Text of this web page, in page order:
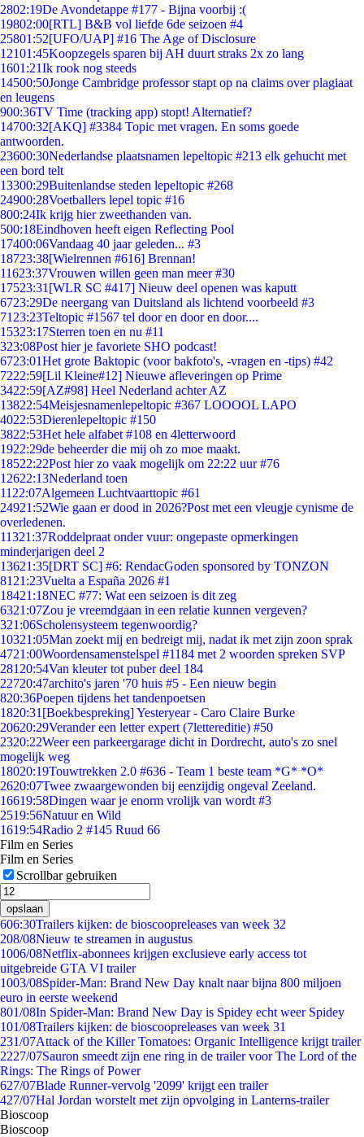
2802:19De Avondetappe #177 - Bijna voorbij :(
19802:00[RTL] B&B vol liefde 6de seizoen #4
25801:52[UFO/UAP] #16 The Age of Disclosure
12101:45Koopzegels sparen bij AH duurt straks 2x zo lang
1601:21Ik rook nog steeds
14500:50Jonge Cambridge professor stapt op na claims over plagiaat
en leugens
900:36TV Time (tracking app) stopt! Alternatief?
14700:32[AKQ] #3384 Topic met vragen. En soms goede
antwoorden.
23600:30Nederlandse plaatsnamen lepeltopic #213 elk gehucht met
een bord telt
13300:29Buitenlandse steden lepeltopic #268
24900:28Voetballers lepel topic #16
800:24Ik krijg hier zweethanden van.
500:18Eindhoven heeft eigen Reflecting Pool
17400:06Vandaag 40 jaar geleden... #3
18723:38[Wielrennen #616] Brennan!
11623:37Vrouwen willen geen man meer #30
17523:31 [WLR SC #417] Nieuw deel openen was kaputt
6723:29De neergang van Duitsland als lichtend voorbeeld #3
71 23:23Teltopic #1567 tel door en door en door....
15323:17Sterren toen en nu #11
323:08Post hier je favoriete SHO podcast!
6723:01Het grote Baktopic (voor bakfoto's, -vragen en -tips) #42
7222:59[Lil Kleine#12] Nieuwe afleveringen op Prime
3422:59[AZ#98] Heel Nederland achter AZ
13822:54Meisjesnamenlepeltopic #367 LOOOOL LAPO
4022:53Dierenlepeltopic #150
3822:53Het hele alfabet #108 en 4letterwoord
1922:29de beheerder die mij oh zo moe maakt.
18522:22Post hier zo vaak mogelijk om 22:22 uur #76
12622:13Nederland toen
11 22:07Algemeen Luchtvaarttopic #61
24921:52Wie gaan er dood in 2026?Post met een vleugje cynisme de
overledenen.
11321:37Roddelpraat onder vuur: ongepaste opmerkingen
minderjarigen deel 2
13621:35[DRT SC] #6: RendacGoden sponsored by TONZON
81 21:23Vuelta a España 2026 #1
18421:18NEC #77: Wat een seizoen is dit zeg
6321:07Zou je vreemdgaan in een relatie kunnen vergeven?
321:06Scholensysteem tegenwoordig?
10321:05Man zoekt mij en bedreigt mij, nadat ik met zijn zoon sprak
4721:00Woordensamenstelspel #1184 met 2 woorden spreken SVP
281 20:54Van kleuter tot puber deel 184
22720:47archito's jaren '70 huis #5 - Een nieuw begin
820:36Poepen tijdens het tandenpoetsen
1820:31 [Boekbespreking] Yesteryear - Caro Claire Burke
20620:29Verander een letter expert (7lettereditie) #50
2320:22Weer een parkeergarage dicht in Dordrecht, auto's zo snel
mogelijk weg
18020:19Touwtrekken 2.0 #636 - Team 1 beste team *G* *O*
2620:07Twee zwaargewonden bij eenzijdig ongeval Zeeland.
16619:58Dingen waar je enorm vrolijk van wordt #3
2519:56Natuur en Wild
1619:54Radio 2 #145 Ruud 66
Film en Series
Film en Series
Scrollbar gebruiken
opslaan
606:30Trailers kijken: de bioscoopreleases van week 32
208/08Nieuw te streamen in augustus
1006/08Netflix-abonnees krijgen exclusieve early access tot
uitgebreide GTA VI trailer
1003/08Spider-Man: Brand New Day knalt naar bijna 800 miljoen
euro in eerste weekend
801/08In Spider-Man: Brand New Day is Spidey echt weer Spidey
101/08Trailers kijken: de bioscoopreleases van week 31
231/07Attack of the Killer Tomatoes: Organic Intelligence krijgt trailer
2227/07Sauron smeedt zijn ene ring in de trailer voor The Lord of the
Rings: The Rings of Power
627/07Blade Runner-vervolg '2099' krijgt een trailer
427/07Hal Jordan worstelt met zijn opvolging in Lanterns-trailer
Bioscoop
Bioscoop